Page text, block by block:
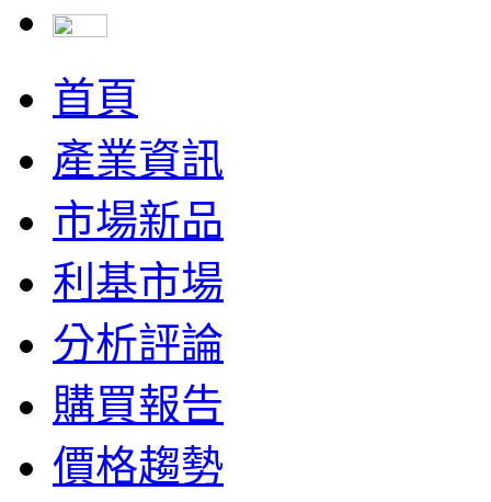
首頁
產業資訊
市場新品
利基市場
分析評論
購買報告
價格趨勢